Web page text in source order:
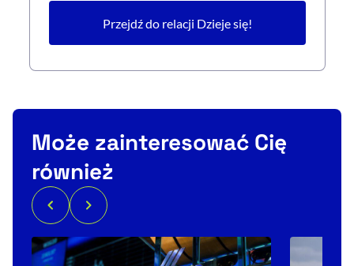
Przejdź do relacji Dzieje się!
Może zainteresować Cię
również